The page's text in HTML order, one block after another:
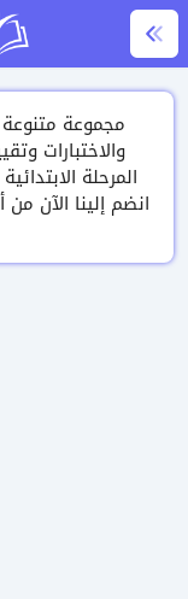
مجموعة
المرحلة
انضم إلينا الآن